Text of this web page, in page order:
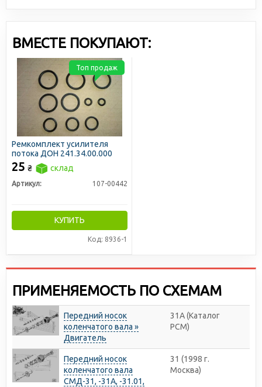
ВМЕСТЕ ПОКУПАЮТ:
Ремкомплект усилителя
потока ДОН 241.34.00.000
25 ₴ склад
Артикул: 107-00442
КУПИТЬ
Код: 8936-1
Топ продаж
ПРИМЕНЯЕМОСТЬ ПО СХЕМАМ
Передний носок
коленчатого вала »
Двигатель
31А (Каталог
РСМ)
Передний носок
коленчатого вала
СМД-31, -31А, -31.01,
31 (1998 г.
Москва)